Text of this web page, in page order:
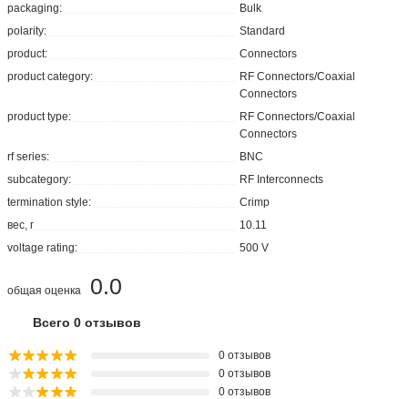
packaging:
Bulk
polarity:
Standard
product:
Connectors
product category:
RF Connectors/Coaxial
Connectors
product type:
RF Connectors/Coaxial
Connectors
rf series:
BNC
subcategory:
RF Interconnects
termination style:
Crimp
вес, г
10.11
voltage rating:
500 V
0.0
общая оценка
Всего 0 отзывов
0 отзывов
0 отзывов
0 отзывов